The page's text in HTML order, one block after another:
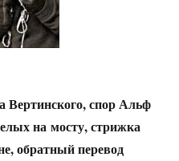
Вертинского, спор Альф
на мосту, стрижка
обратный перевод